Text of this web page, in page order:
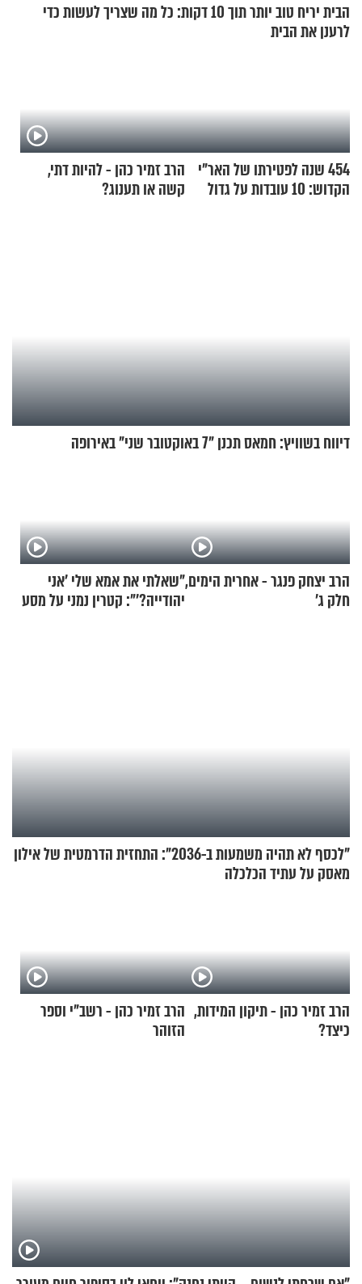
הבית יריח טוב יותר תוך 10 דקות: כל מה שצריך לעשות כדי
לרענן את הבית
454 שנה לפטירתו של האר"י
הקדוש: 10 עובדות על גדול
הרב זמיר כהן - להיות דתי,
קשה או תענוג?
דיווח בשוויץ: חמאס תכנן "7 באוקטובר שני" באירופה
הרב יצחק פנגר - אחרית הימים,
חלק ג’
"שאלתי את אמא שלי 'אני
יהודייה?'": קטרין נמני על מסע
"לכסף לא תהיה משמעות ב-2036": התחזית הדרמטית של אילון
מאסק על עתיד הכלכלה
הרב זמיר כהן - תיקון המידות,
כיצד?
הרב זמיר כהן - רשב"י וספר
הזוהר